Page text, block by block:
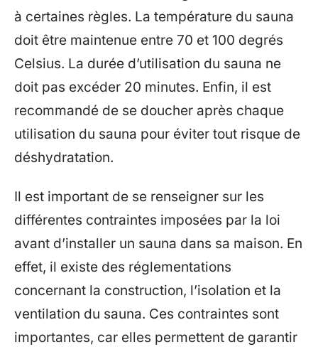
à certaines règles. La température du sauna
doit être maintenue entre 70 et 100 degrés
Celsius. La durée d’utilisation du sauna ne
doit pas excéder 20 minutes. Enfin, il est
recommandé de se doucher après chaque
utilisation du sauna pour éviter tout risque de
déshydratation.
Il est important de se renseigner sur les
différentes contraintes imposées par la loi
avant d’installer un sauna dans sa maison. En
effet, il existe des réglementations
concernant la construction, l’isolation et la
ventilation du sauna. Ces contraintes sont
importantes, car elles permettent de garantir